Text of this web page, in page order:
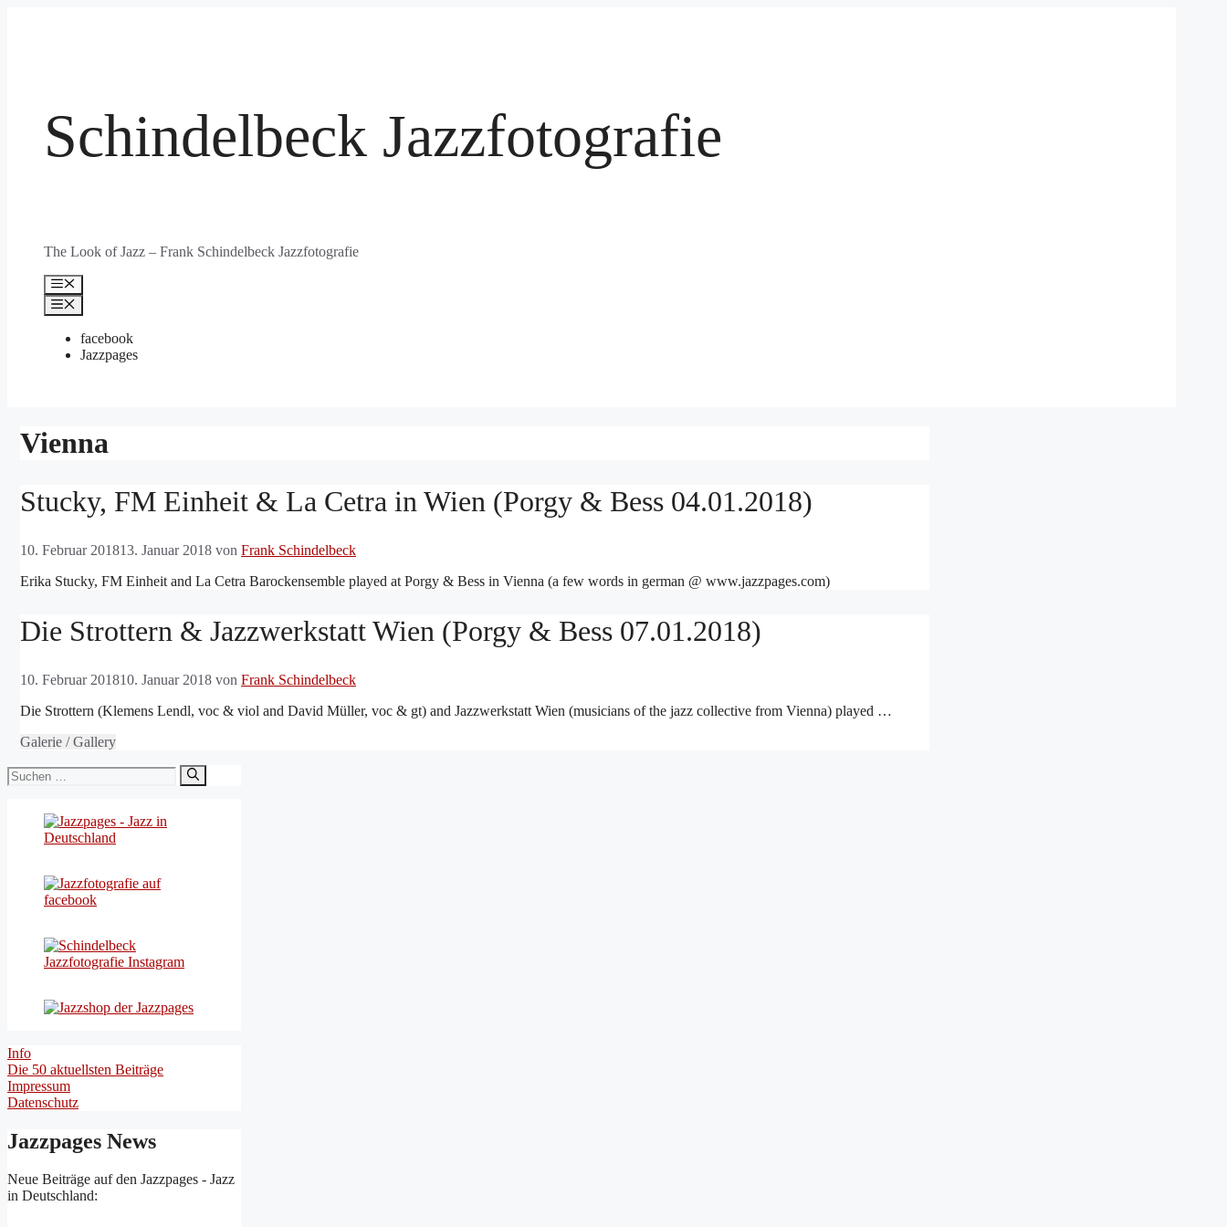
Schindelbeck Jazzfotografie
The Look of Jazz – Frank Schindelbeck Jazzfotografie
Menü
Menü
facebook
Jazzpages
Vienna
Stucky, FM Einheit & La Cetra in Wien (Porgy & Bess 04.01.2018)
10. Februar 201813. Januar 2018 von Frank Schindelbeck
Erika Stucky, FM Einheit and La Cetra Barockensemble played at Porgy & Bess in Vienna (a few words in german @ www.jazzpages.com)
Die Strottern & Jazzwerkstatt Wien (Porgy & Bess 07.01.2018)
10. Februar 201810. Januar 2018 von Frank Schindelbeck
Die Strottern (Klemens Lendl, voc & viol and David Müller, voc & gt) and Jazzwerkstatt Wien (musicians of the jazz collective from Vienna) played …
Galerie / Gallery
Suchen
nach:
Info
Die 50 aktuellsten Beiträge
Impressum
Datenschutz
Jazzpages News
Neue Beiträge auf den Jazzpages - Jazz
in Deutschland: